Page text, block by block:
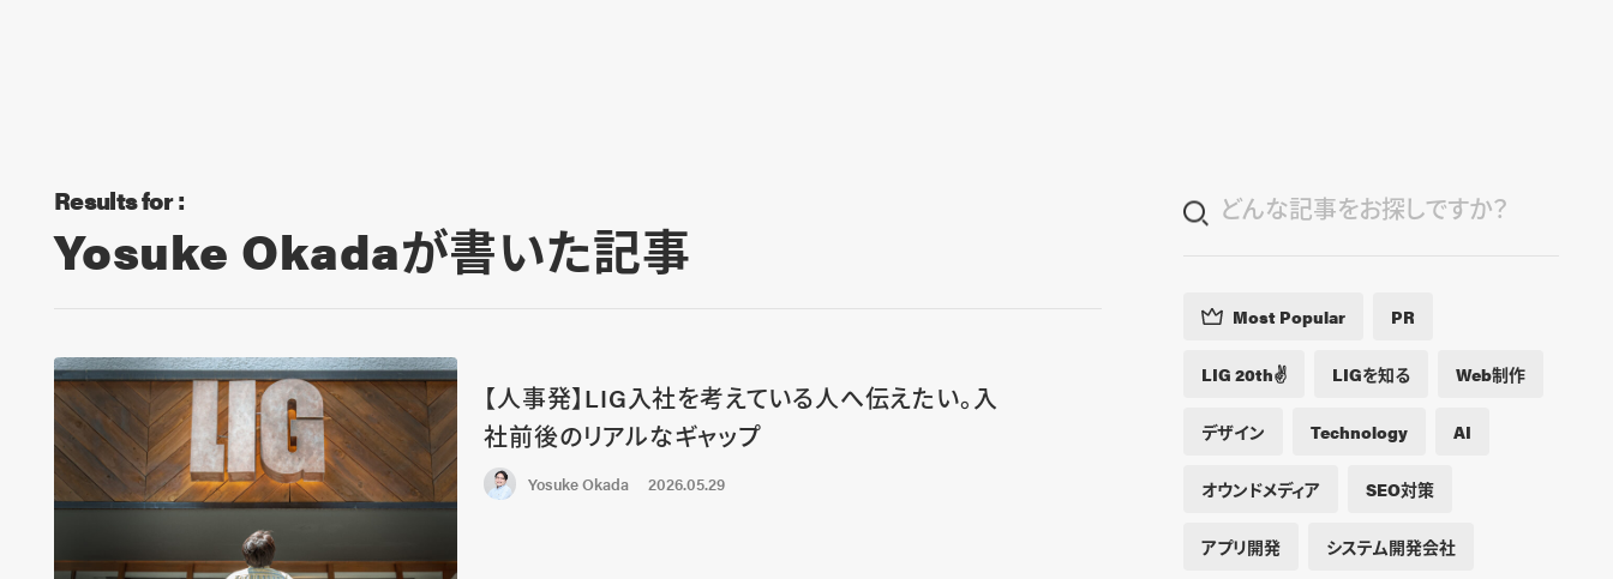
Results for :
Yosuke Okadaが書いた記事
【人事発】LIG入社を考えている人へ伝えたい。入
社前後のリアルなギャップ
Yosuke Okada 2026.05.29
Most Popular PR
LIG 20th✌️ LIGを知る Web制作
デザイン Technology AI
オウンドメディア SEO対策
アプリ開発 システム開発会社